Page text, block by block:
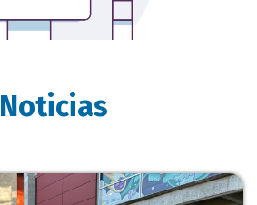
Noticias